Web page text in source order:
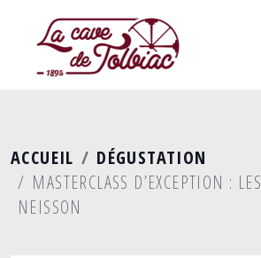
ACCUEIL
DÉGUSTATION
MASTERCLASS D’EXCEPTION :
NEISSON